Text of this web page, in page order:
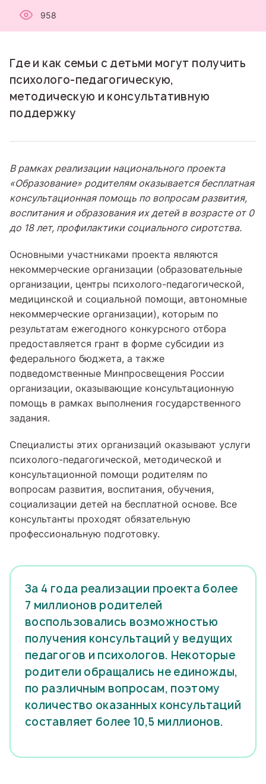
958
Где и как семьи с детьми могут получить
психолого-педагогическую,
методическую и консультативную
поддержку
В рамках реализации национального проекта
«Образование» родителям оказывается бесплатная
консультационная помощь по вопросам развития,
воспитания и образования их детей в возрасте от 0
до 18 лет, профилактики социального сиротства.
Основными участниками проекта являются
некоммерческие организации (образовательные
организации, центры психолого-педагогической,
медицинской и социальной помощи, автономные
некоммерческие организации), которым по
результатам ежегодного конкурсного отбора
предоставляется грант в форме субсидии из
федерального бюджета, а также
подведомственные Минпросвещения России
организации, оказывающие консультационную
помощь в рамках выполнения государственного
задания.
Специалисты этих организаций оказывают услуги
психолого-педагогической, методической и
консультационной помощи родителям по
вопросам развития, воспитания, обучения,
социализации детей на бесплатной основе. Все
консультанты проходят обязательную
профессиональную подготовку.
За 4 года реализации проекта более
7 миллионов родителей
воспользовались возможностью
получения консультаций у ведущих
педагогов и психологов. Некоторые
родители обращались не единожды,
по различным вопросам, поэтому
количество оказанных консультаций
составляет более 10,5 миллионов.